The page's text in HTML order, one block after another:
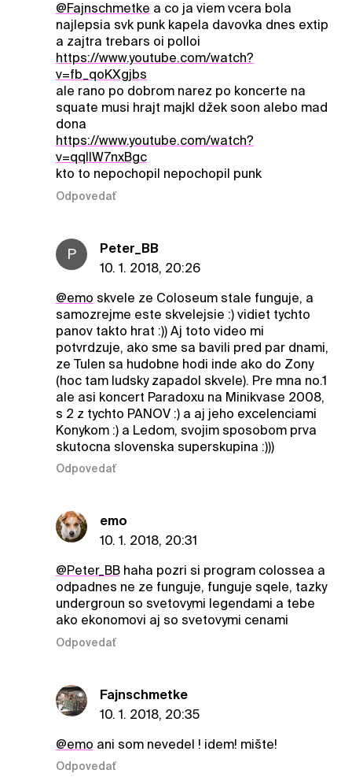
@Fajnschmetke a co ja viem vcera bola
najlepsia svk punk kapela davovka dnes extip
a zajtra trebars oi polloi
https://www.youtube.com/watch?
v=fb_qoKXgjbs
ale rano po dobrom narez po koncerte na
squate musi hrajt majkl džek soon alebo mad
dona
https://www.youtube.com/watch?
v=qqIIW7nxBgc
kto to nepochopil nepochopil punk
Odpovedať
P
Peter_BB
10. 1. 2018, 20:26
@emo skvele ze Coloseum stale funguje, a
samozrejme este skvelejsie :) vidiet tychto
panov takto hrat :)) Aj toto video mi
potvrdzuje, ako sme sa bavili pred par dnami,
ze Tulen sa hudobne hodi inde ako do Zony
(hoc tam ludsky zapadol skvele). Pre mna no.1
ale asi koncert Paradoxu na Minikvase 2008,
s 2 z tychto PANOV :) a aj jeho excelenciami
Konykom :) a Ledom, svojim sposobom prva
skutocna slovenska superskupina :)))
Odpovedať
emo
10. 1. 2018, 20:31
@Peter_BBhaha pozri si program colossea a
odpadnes ne ze funguje, funguje sqele, tazky
undergroun so svetovymi legendami a tebe
ako ekonomovi aj so svetovymi cenami
Odpovedať
Fajnschmetke
10. 1. 2018, 20:35
@emo ani som nevedel ! idem! mište!
Odpovedať